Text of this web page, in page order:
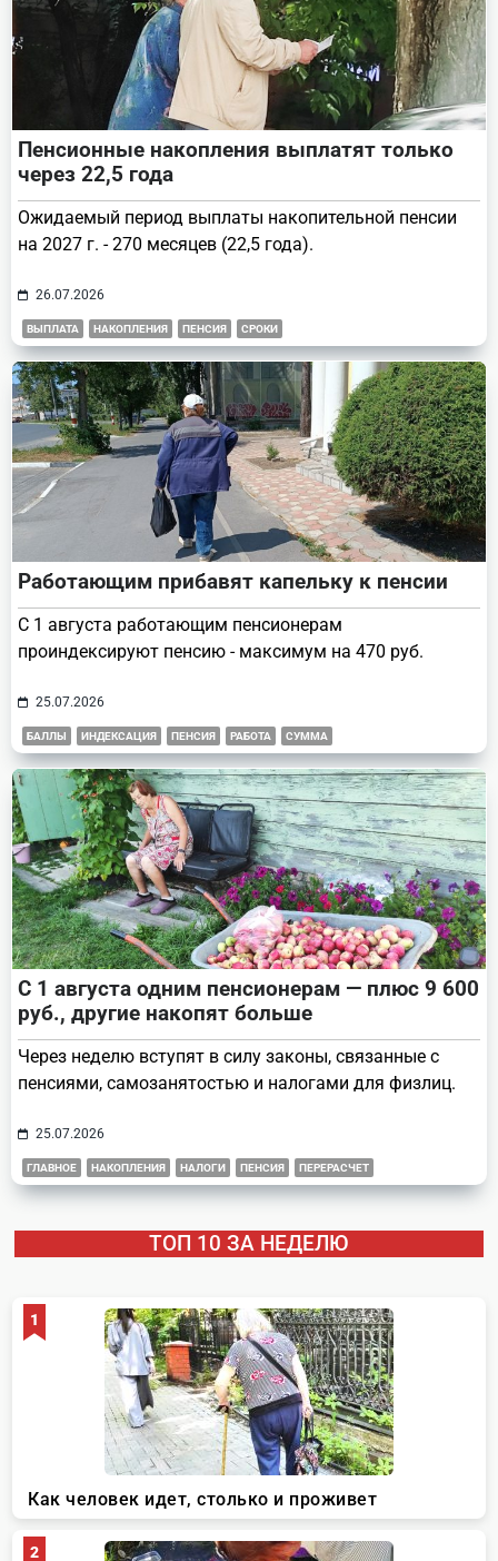
Пенсионные накопления выплатят только
через 22,5 года
Ожидаемый период выплаты накопительной пенсии
на 2027 г. - 270 месяцев (22,5 года).
26.07.2026
ВЫПЛАТА НАКОПЛЕНИЯ ПЕНСИЯ СРОКИ
Работающим прибавят капельку к пенсии
С 1 августа работающим пенсионерам
проиндексируют пенсию - максимум на 470 руб.
25.07.2026
БАЛЛЫ ИНДЕКСАЦИЯ ПЕНСИЯ РАБОТА СУММА
С 1 августа одним пенсионерам — плюс 9 600
руб., другие накопят больше
Через неделю вступят в силу законы, связанные с
пенсиями, самозанятостью и налогами для физлиц.
25.07.2026
ГЛАВНОЕ НАКОПЛЕНИЯ НАЛОГИ ПЕНСИЯ ПЕРЕРАСЧЕТ
ТОП 10 ЗА НЕДЕЛЮ